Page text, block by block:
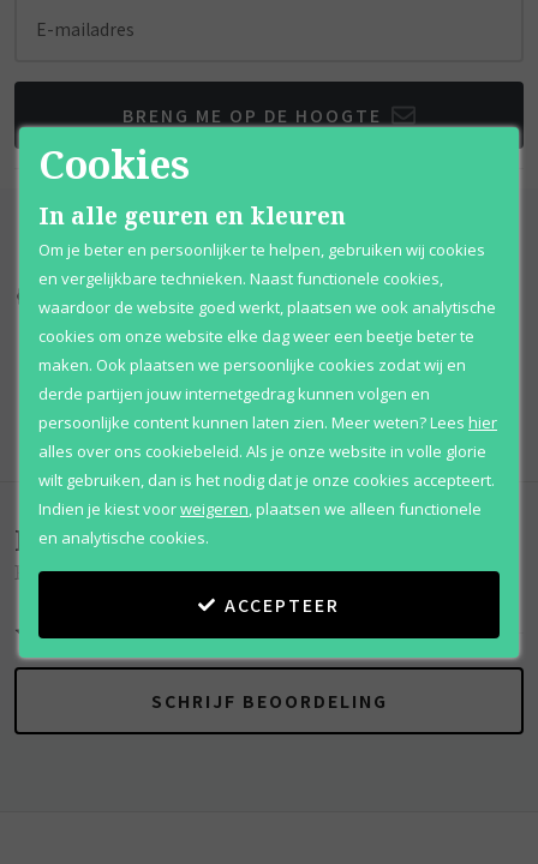
E-mailadres
BRENG ME OP DE HOOGTE
Qshops Keurmerk
Beoordelingen
Rsvp
SCHRIJF BEOORDELING
Cookies
In alle geuren en kleuren
Om je beter en persoonlijker te helpen, gebruiken wij cookies
en vergelijkbare technieken. Naast functionele cookies,
waardoor de website goed werkt, plaatsen we ook analytische
cookies om onze website elke dag weer een beetje beter te
maken. Ook plaatsen we persoonlijke cookies zodat wij en
derde partijen jouw internetgedrag kunnen volgen en
persoonlijke content kunnen laten zien. Meer weten?Lees hier
alles over ons cookiebeleid. Als je onze website in volle glorie
wilt gebruiken, dan is het nodig dat je onze cookies accepteert.
Indien je kiest voorweigeren,plaatsen we alleen functionele
en analytische cookies.
ACCEPTEER